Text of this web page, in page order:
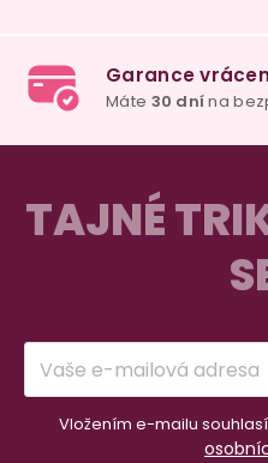
Garance
na
TAJNÉ
Vložením e-mailu